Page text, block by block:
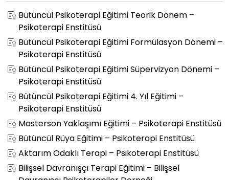
Bütüncül Psikoterapi Eğitimi Teorik Dönem –
Psikoterapi Enstitüsü
Bütüncül Psikoterapi Eğitimi Formülasyon Dönemi –
Psikoterapi Enstitüsü
Bütüncül Psikoterapi Eğitimi Süpervizyon Dönemi –
Psikoterapi Enstitüsü
Bütüncül Psikoterapi Eğitimi 4. Yıl Eğitimi –
Psikoterapi Enstitüsü
Masterson Yaklaşımı Eğitimi – Psikoterapi Enstitüsü
Bütüncül Rüya Eğitimi – Psikoterapi Enstitüsü
Aktarım Odaklı Terapi – Psikoterapi Enstitüsü
Bilişsel Davranışçı Terapi Eğitimi – Bilişsel